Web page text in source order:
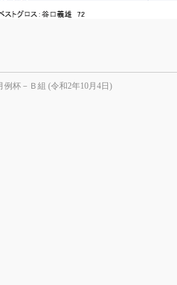
杯－Ｂ組 (令和2年10月4日)